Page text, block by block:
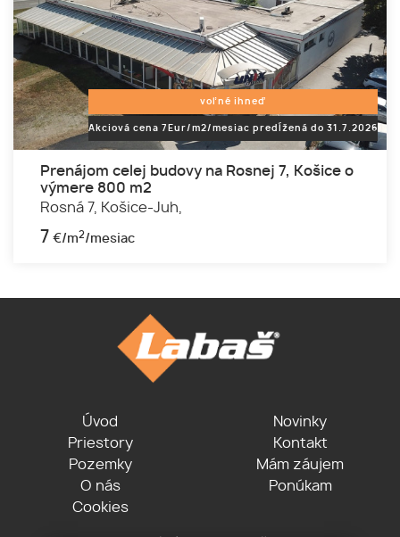
voľné ihneď
Akciová cena 7Eur/m2/mesiac predĺžená do 31.7.2026
Prenájom celej budovy na Rosnej 7, Košice o
výmere 800 m2
Rosná 7, Košice-Juh,
7 €/m2/mesiac
Úvod
Priestory
Pozemky
O nás
Cookies
Novinky
Kontakt
Mám záujem
Ponúkam